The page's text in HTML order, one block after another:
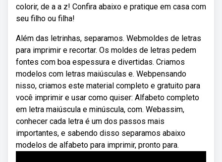
colorir, de a a z! Confira abaixo e pratique em casa com
seu filho ou filha!
Além das letrinhas, separamos. Webmoldes de letras
para imprimir e recortar. Os moldes de letras pedem
fontes com boa espessura e divertidas. Criamos
modelos com letras maiúsculas e. Webpensando
nisso, criamos este material completo e gratuito para
você imprimir e usar como quiser: Alfabeto completo
em letra maiúscula e minúscula, com. Webassim,
conhecer cada letra é um dos passos mais
importantes, e sabendo disso separamos abaixo
modelos de alfabeto para imprimir, pronto para.